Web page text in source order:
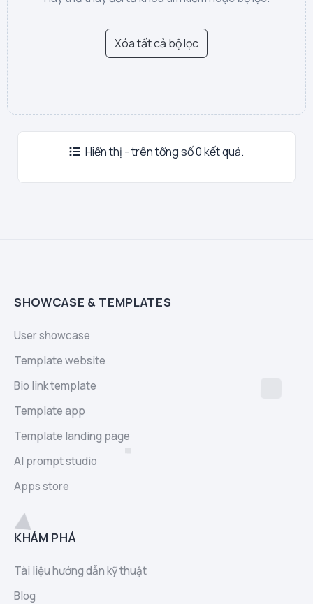
Xóa tất cả bộ lọc
Hiển thị - trên tổng số 0 kết quả.
SHOWCASE & TEMPLATES
User showcase
Template website
Bio link template
Template app
Template landing page
AI prompt studio
Apps store
KHÁM PHÁ
Tài liệu hướng dẫn kỹ thuật
Blog